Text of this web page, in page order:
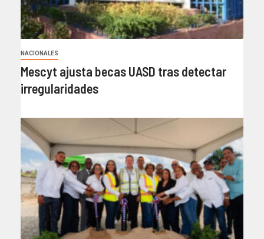
NACIONALES
Mescyt ajusta becas UASD tras detectar
irregularidades